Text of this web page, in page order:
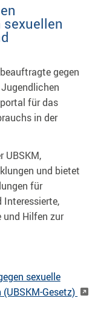
gegen
für das
in der
UBSKM,
und bietet
für
Interessierte,
Hilfen zur
sexuelle
Gesetz)